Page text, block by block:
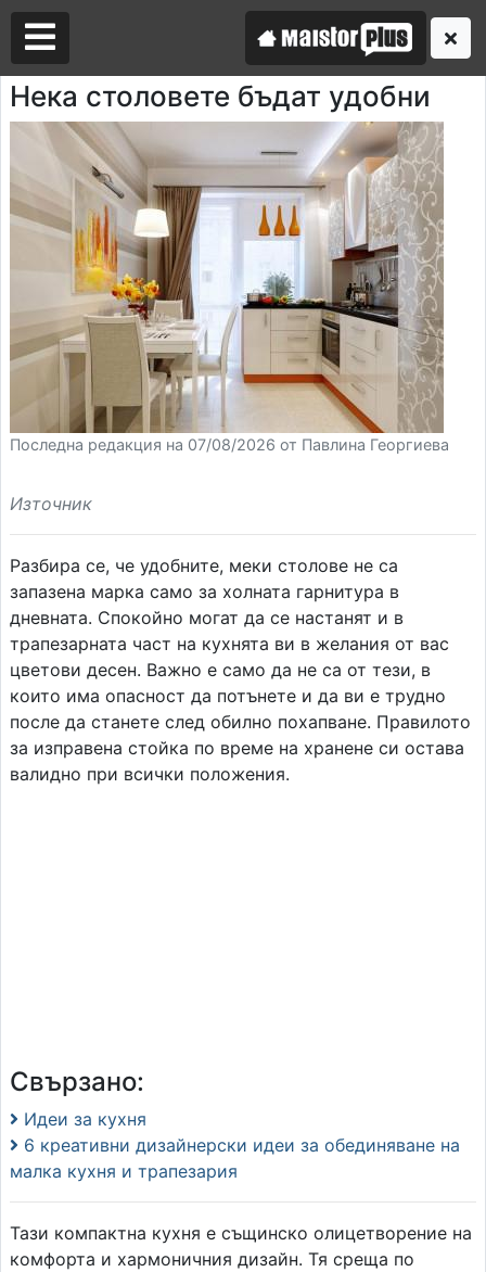
Нека столовете бъдат удобни
Последна редакция на 07/08/2026 от Павлина Георгиева
Източник
Разбира се, че удобните, меки столове не са
запазена марка само за холната гарнитура в
дневната. Спокойно могат да се настанят и в
трапезарната част на кухнята ви в желания от вас
цветови десен. Важно е само да не са от тези, в
които има опасност да потънете и да ви е трудно
после да станете след обилно похапване. Правилото
за изправена стойка по време на хранене си остава
валидно при всички положения.
Свързано:
Идеи за кухня
6 креативни дизайнерски идеи за обединяване на
малка кухня и трапезария
Тази компактна кухня е същинско олицетворение на
комфорта и хармоничния дизайн. Тя среща по
Аз съм майстор
Търся майстор